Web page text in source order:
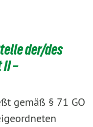
der/des
II –
gemäß § 71 GO